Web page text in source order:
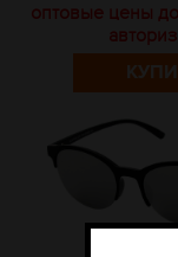
оптовые цены